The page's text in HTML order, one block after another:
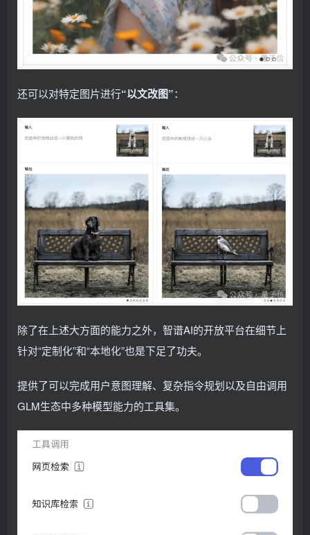
还可以对特定图片进行“以文改图”：
除了在上述大方面的能力之外，智谱AI的开放平台在细节上
针对“定制化”和“本地化”也是下足了功夫。
提供了可以完成用户意图理解、复杂指令规划以及自由调用
GLM生态中多种模型能力的工具集。